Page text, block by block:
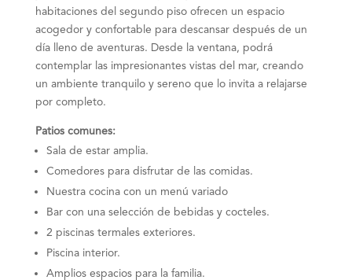
habitaciones del segundo piso ofrecen un espacio
acogedor y confortable para descansar después de un
día lleno de aventuras. Desde la ventana, podrá
contemplar las impresionantes vistas del mar, creando
un ambiente tranquilo y sereno que lo invita a relajarse
por completo.
Patios comunes:
Sala de estar amplia.
Comedores para disfrutar de las comidas.
Nuestra cocina con un menú variado
Bar con una selección de bebidas y cocteles.
2 piscinas termales exteriores.
Piscina interior.
Amplios espacios para la familia.